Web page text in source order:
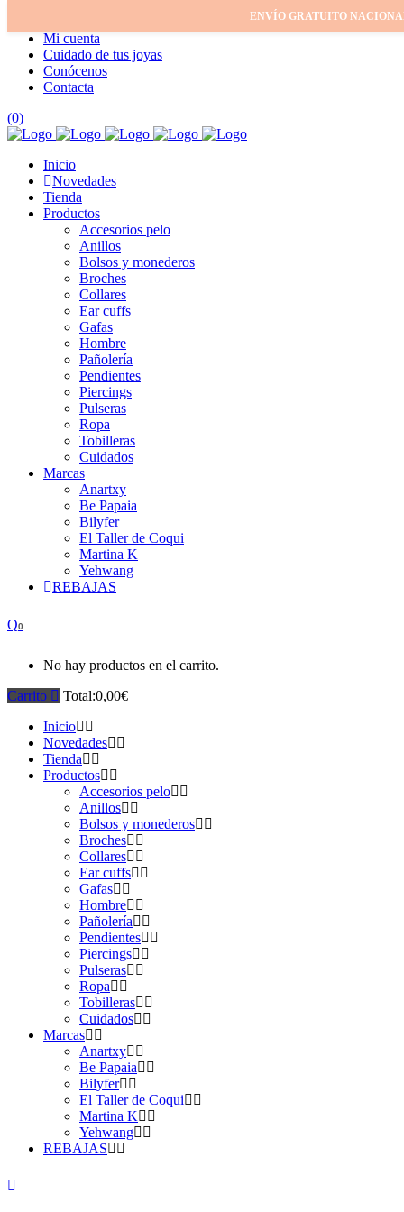
Mi cuenta
Cuidado de tus joyas
Conócenos
Contacta
(0)
Inicio
Novedades
Tienda
Productos
Accesorios pelo
Anillos
Bolsos y monederos
Broches
Collares
Ear cuffs
Gafas
Hombre
Pañolería
Pendientes
Piercings
Pulseras
Ropa
Tobilleras
Cuidados
Marcas
Anartxy
Be Papaia
Bilyfer
El Taller de Coqui
Martina K
Yehwang
REBAJAS
0
No hay productos en el carrito.
Carrito
Total:0,00€
Inicio
Novedades
Tienda
Productos
Accesorios pelo
Anillos
Bolsos y monederos
Broches
Collares
Ear cuffs
Gafas
Hombre
Pañolería
Pendientes
Piercings
Pulseras
Ropa
Tobilleras
Cuidados
Marcas
Anartxy
Be Papaia
Bilyfer
El Taller de Coqui
Martina K
Yehwang
REBAJAS
ENVÍO GRATUITO